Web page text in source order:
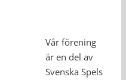
Vår förening
är en del av
Svenska Spels